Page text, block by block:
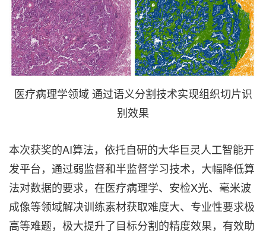
医疗病理学领域 通过语义分割技术实现组织切片识
别效果
本次获奖的AI算法，依托自研的大华巨灵人工智能开
发平台，通过弱监督和半监督学习技术，大幅降低算
法对数据的要求，在医疗病理学、安检X光、毫米波
成像等领域解决训练素材获取难度大、专业性要求极
高等难题，极大提升了目标分割的精度效果，有效助